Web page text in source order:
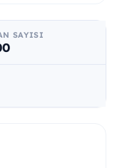
SAYISI